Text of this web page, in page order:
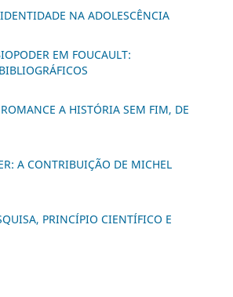
NA ADOLESCÊNCIA
EM FOUCAULT:
A HISTÓRIA SEM FIM, DE
A CONTRIBUIÇÃO DE MICHEL
PRINCÍPIO CIENTÍFICO E